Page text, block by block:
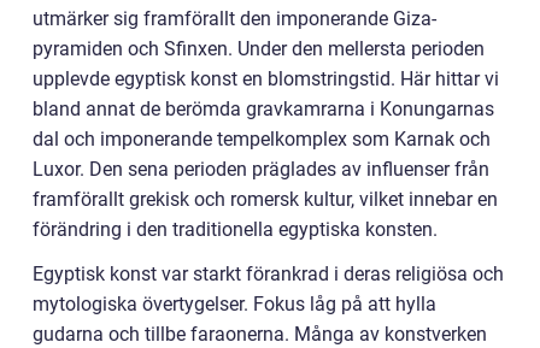
utmärker sig framförallt den imponerande Giza-
pyramiden och Sfinxen. Under den mellersta perioden
upplevde egyptisk konst en blomstringstid. Här hittar vi
bland annat de berömda gravkamrarna i Konungarnas
dal och imponerande tempelkomplex som Karnak och
Luxor. Den sena perioden präglades av influenser från
framförallt grekisk och romersk kultur, vilket innebar en
förändring i den traditionella egyptiska konsten.
Egyptisk konst var starkt förankrad i deras religiösa och
mytologiska övertygelser. Fokus låg på att hylla
gudarna och tillbe faraonerna. Många av konstverken